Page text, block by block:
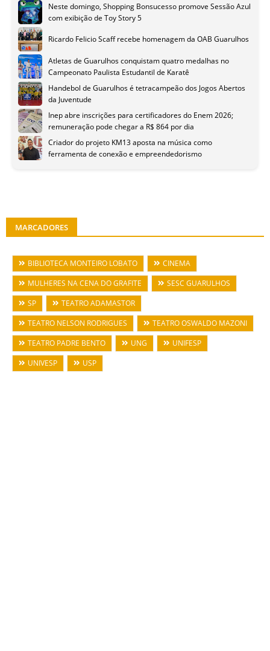
Neste domingo, Shopping Bonsucesso promove Sessão Azul
com exibição de Toy Story 5
Ricardo Felicio Scaff recebe homenagem da OAB Guarulhos
Atletas de Guarulhos conquistam quatro medalhas no
Campeonato Paulista Estudantil de Karatê
Handebol de Guarulhos é tetracampeão dos Jogos Abertos
da Juventude
Inep abre inscrições para certificadores do Enem 2026;
remuneração pode chegar a R$ 864 por dia
Criador do projeto KM13 aposta na música como
ferramenta de conexão e empreendedorismo
MARCADORES
BIBLIOTECA MONTEIRO LOBATO
CINEMA
MULHERES NA CENA DO GRAFITE
SESC GUARULHOS
SP
TEATRO ADAMASTOR
TEATRO NELSON RODRIGUES
TEATRO OSWALDO MAZONI
TEATRO PADRE BENTO
UNG
UNIFESP
UNIVESP
USP